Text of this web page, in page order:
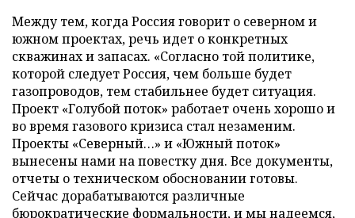
Между тем, когда Россия говорит о северном и
южном проектах, речь идет о конкретных
скважинах и запасах. «Согласно той политике,
которой следует Россия, чем больше будет
газопроводов, тем стабильнее будет ситуация.
Проект «Голубой поток» работает очень хорошо и
во время газового кризиса стал незаменим.
Проекты «Северный…» и «Южный поток»
вынесены нами на повестку дня. Все документы,
отчеты о техническом обосновании готовы.
Сейчас дорабатываются различные
бюрократические формальности, и мы надеемся,